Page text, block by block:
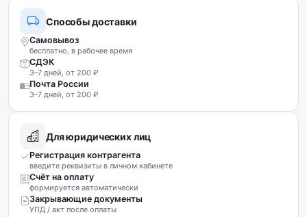
Способы доставки
Самовывоз
бесплатно, в рабочее время
СДЭК
3–7 дней, от 200 ₽
Почта России
3–7 дней, от 200 ₽
Для юридических лиц
Регистрация контрагента
введите реквизиты в личном кабинете
Счёт на оплату
формируется автоматически
Закрывающие документы
УПД / акт после оплаты